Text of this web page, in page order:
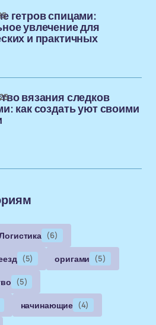
гетров спицами:
увлечение для
и практичных
вязания следков
как создать уют своими
(6)
(5) оригами (5)
(5)
начинающие (4)